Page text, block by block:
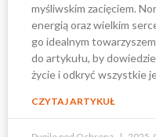
myśliwskim zacięciem.
energią oraz wielkim
go idealnym
do artykułu, by
życie i odkryć wszystkie
CZYTAJ ARTYKUŁ